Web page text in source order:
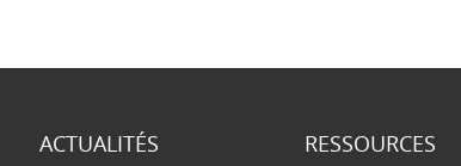
ACTUALITÉS RESSOURCES